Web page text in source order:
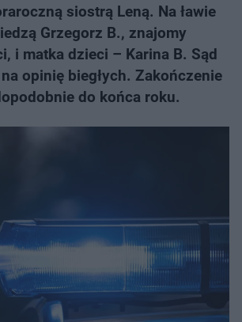
siostrą Leną. Na ławie
Grzegorz B., znajomy
i matka dzieci – Karina B. Sąd
opinię biegłych. Zakończenie
do końca roku.